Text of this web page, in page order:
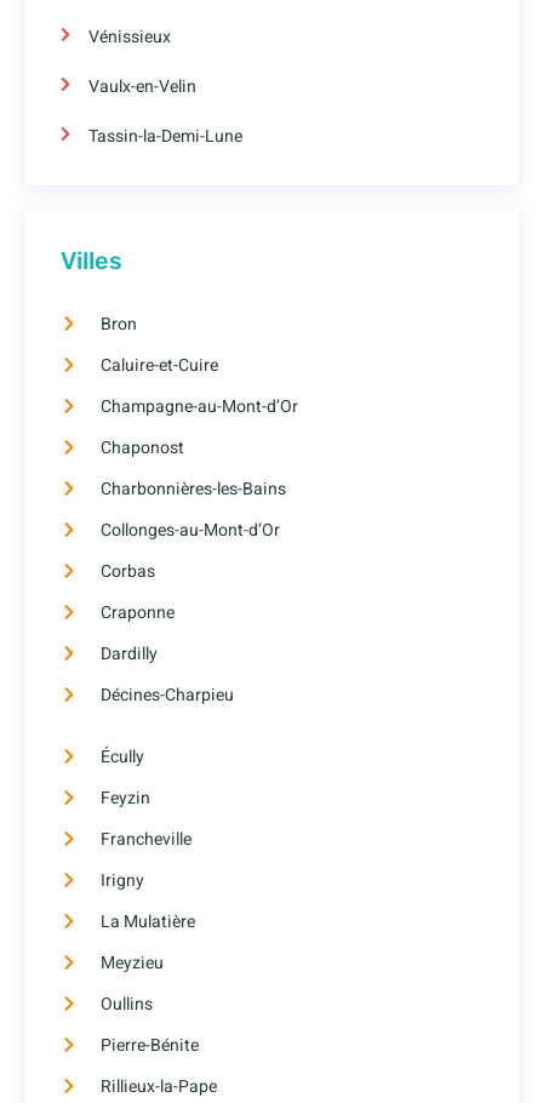
Vénissieux
Vaulx-en-Velin
Tassin-la-Demi-Lune
Villes
Bron
Caluire-et-Cuire
Champagne-au-Mont-d’Or
Chaponost
Charbonnières-les-Bains
Collonges-au-Mont-d’Or
Corbas
Craponne
Dardilly
Décines-Charpieu
Écully
Feyzin
Francheville
Irigny
La Mulatière
Meyzieu
Oullins
Pierre-Bénite
Rillieux-la-Pape